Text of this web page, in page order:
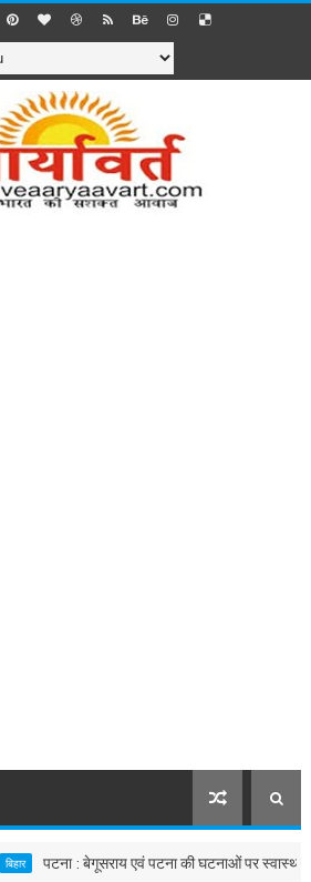
पटना : बेगूसराय एवं पटना की घटनाओं पर स्वास्थ्य विभाग